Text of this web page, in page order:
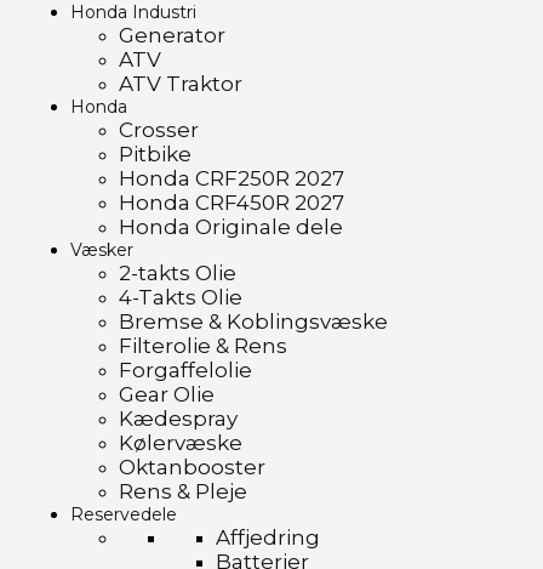
Honda Industri
Generator
ATV
ATV Traktor
Honda
Crosser
Pitbike
Honda CRF250R 2027
Honda CRF450R 2027
Honda Originale dele
Væsker
2-takts Olie
4-Takts Olie
Bremse & Koblingsvæske
Filterolie & Rens
Forgaffelolie
Gear Olie
Kædespray
Kølervæske
Oktanbooster
Rens & Pleje
Reservedele
Affjedring
Batterier